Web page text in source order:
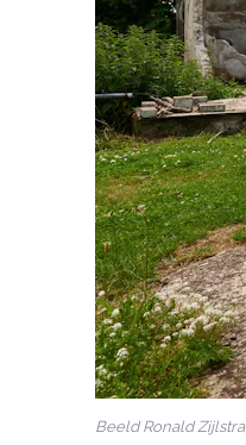
Beeld Ronald Zijlstra